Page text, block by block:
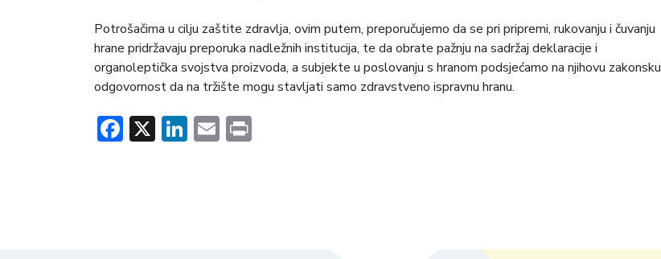
Potrošačima u cilju zaštite zdravlja, ovim putem, preporučujemo da se pri pripremi, rukovanju i čuvanju
hrane pridržavaju preporuka nadležnih institucija, te da obrate pažnju na sadržaj deklaracije i
organoleptička svojstva proizvoda, a subjekte u poslovanju s hranom podsjećamo na njihovu zakonsku
odgovornost da na tržište mogu stavljati samo zdravstveno ispravnu hranu.
Facebook
X LinkedIn
Email